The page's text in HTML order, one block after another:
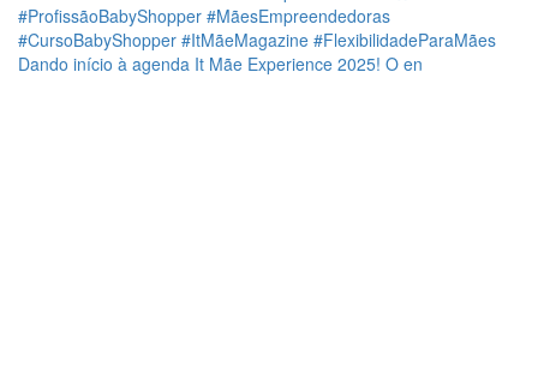
Dando início à agenda It Mãe Experience 2025! O en